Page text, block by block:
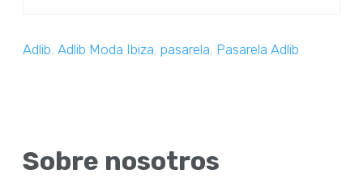
Adlib,Adlib Moda Ibiza,pasarela, Pasarela Adlib
Sobre nosotros